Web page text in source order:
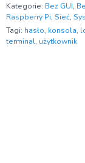
Kategorie: Bez GUI,
Raspberry Pi, Sieć,
Tagi: hasło, konsola,
terminal, użytkownik